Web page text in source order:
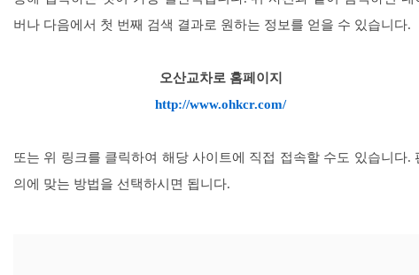
버나 다음에서 첫 번째 검색 결과로 원하는 정보를 얻을 수 있습니다.
오산교차로 홈페이지
http://www.ohkcr.com/
또는 위 링크를 클릭하여 해당 사이트에 직접 접속할 수도 있습니다.
의에 맞는 방법을 선택하시면 됩니다.